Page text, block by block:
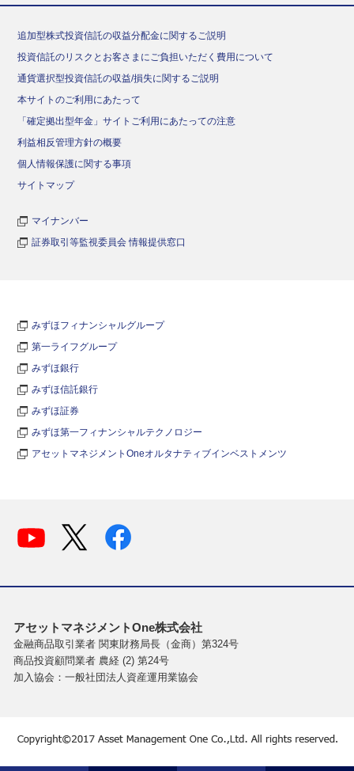
追加型株式投資信託の収益分配金に関するご説明
投資信託のリスクとお客さまにご負担いただく費用について
通貨選択型投資信託の収益/損失に関するご説明
本サイトのご利用にあたって
「確定拠出型年金」サイトご利用にあたっての注意
利益相反管理方針の概要
個人情報保護に関する事項
サイトマップ
マイナンバー
証券取引等監視委員会 情報提供窓口
みずほフィナンシャルグループ
第一ライフグループ
みずほ銀行
みずほ信託銀行
みずほ証券
みずほ第一フィナンシャルテクノロジー
アセットマネジメントOneオルタナティブインベストメンツ
アセットマネジメントOne株式会社
金融商品取引業者 関東財務局長（金商）第324号
商品投資顧問業者 農経 (2) 第24号
加入協会：一般社団法人資産運用業協会